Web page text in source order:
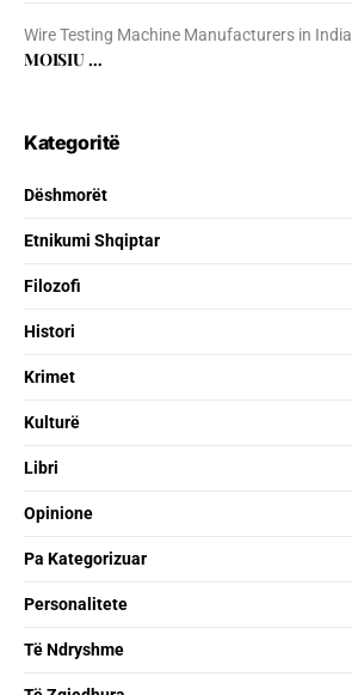
Wire Testing Machine Manufacturers in India
MOISIU …
Kategoritë
Dëshmorët
Etnikumi Shqiptar
Filozofi
Histori
Krimet
Kulturë
Libri
Opinione
Pa Kategorizuar
Personalitete
Të Ndryshme